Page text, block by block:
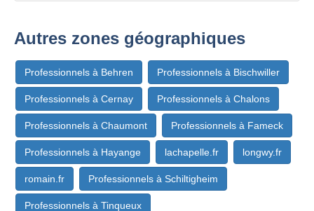
Autres zones géographiques
Professionnels à Behren Professionnels à Bischwiller
Professionnels à Cernay Professionnels à Chalons
Professionnels à Chaumont Professionnels à Fameck
Professionnels à Hayange lachapelle.fr longwy.fr
romain.fr Professionnels à Schiltigheim
Professionnels à Tinqueux